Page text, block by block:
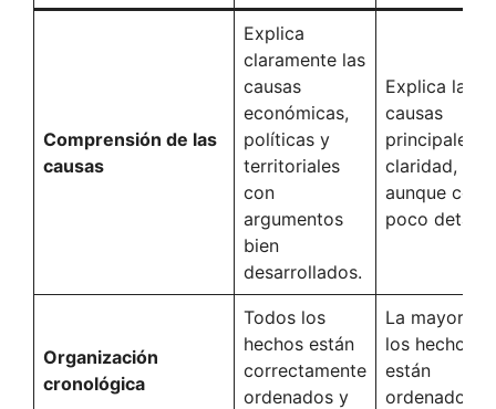
Comprensión de las
causas
Explica
claramente las
causas
económicas,
políticas y
territoriales
con
argumentos
bien
desarrollados.
Explica las
causas
principales
claridad,
aunque con
poco detalle.
Organización
cronológica
Todos los
hechos están
correctamente
ordenados y
La mayoría
los hechos
están
ordenados